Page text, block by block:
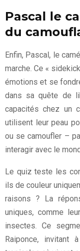
Pascal le
du
Enfin, Pascal, le
marche. Ce «
émotions et se
dans sa quête de
capacités chez un
utilisent leur peau
ou se camoufler –
interagir avec le
Le quiz teste les
ils de couleur
raisons ? La
uniques, comme
insectes. Ce
Raiponce, invitant